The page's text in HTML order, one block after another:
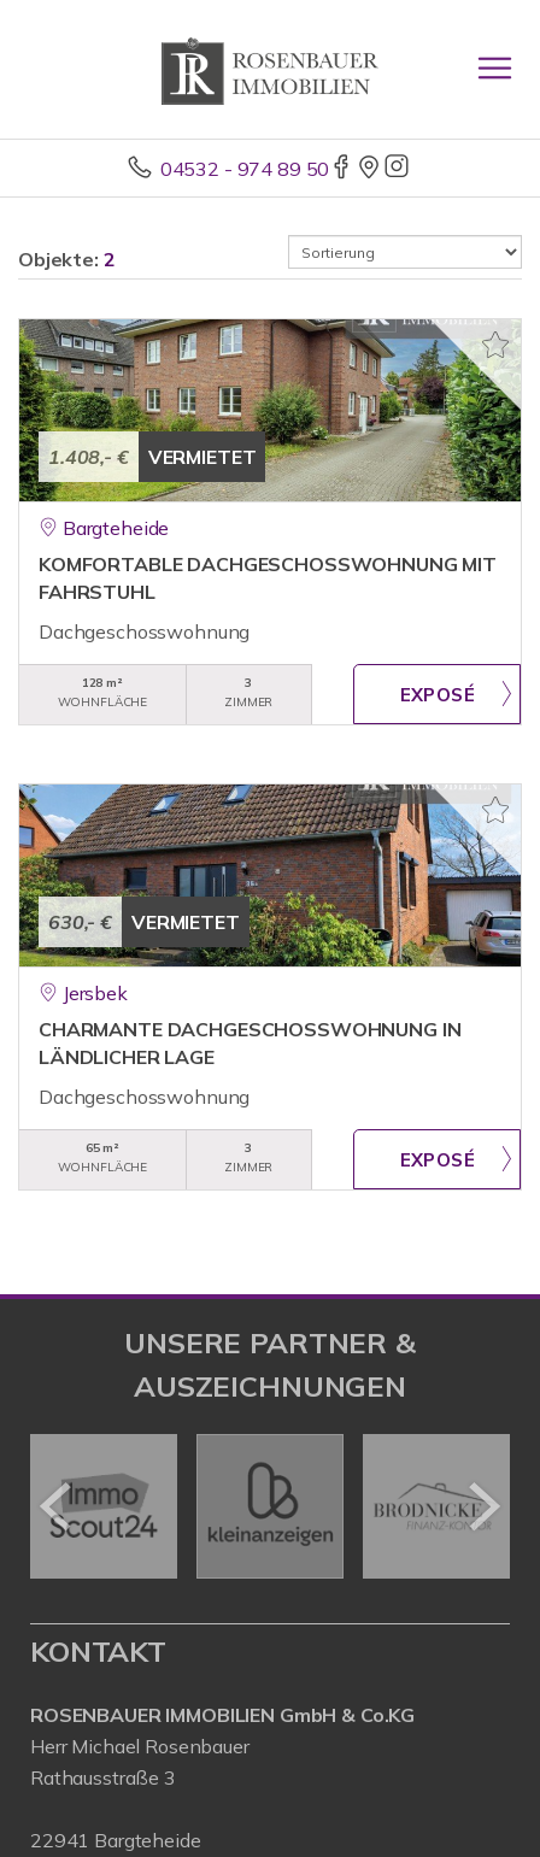
04532 - 974 89 50
Objekte: 2
1.408,- € VERMIETET
Bargteheide
KOMFORTABLE DACHGESCHOSSWOHNUNG MIT
FAHRSTUHL
Dachgeschosswohnung
128 m²
WOHNFLÄCHE
3
ZIMMER
630,- € VERMIETET
Jersbek
CHARMANTE DACHGESCHOSSWOHNUNG IN
LÄNDLICHER LAGE
Dachgeschosswohnung
65 m²
WOHNFLÄCHE
3
ZIMMER
UNSERE PARTNER &
AUSZEICHNUNGEN
KONTAKT
ROSENBAUER IMMOBILIEN GmbH & Co.KG
Herr Michael Rosenbauer
Rathausstraße 3
22941 Bargteheide